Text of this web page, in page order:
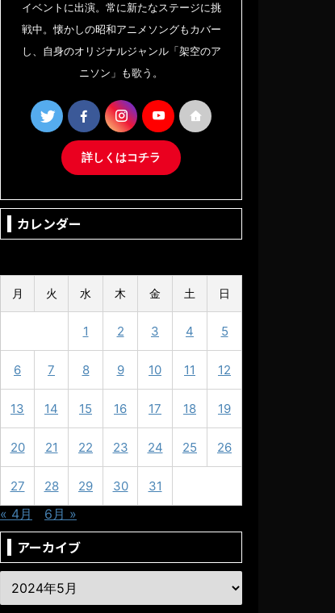
イベントに出演。常に新たなステージに挑
戦中。懐かしの昭和アニメソングもカバー
し、自身のオリジナルジャンル「架空のア
ニソン」も歌う。
詳しくはコチラ
カレンダー
月 火 水 木 金 土 日
1 2 3 4 5
6 7 8 9 10 11 12
13 14 15 16 17 18 19
20 21 22 23 24 25 26
27 28 29 30 31
« 4月 6月 »
アーカイブ